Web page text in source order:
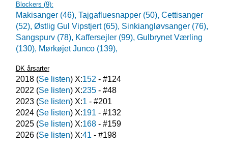
Blockers (9):
Makisanger (46), Tajgafluesnapper (50), Cettisanger
(52), Østlig Gul Vipstjert (65), Sinkiangløvsanger (76),
Sangspurv (78), Kaffersejler (99), Gulbrynet Værling
(130), Mørkøjet Junco (139),
DK årsarter
2018(Se listen) X:152 - #124
2022 (Se listen) X:235- #48
2023(Se listen) X:1 - #201
2024(Se listen) X:191 - #132
2025(Se listen) X:168- #159
2026(Se listen) X:41 - #198